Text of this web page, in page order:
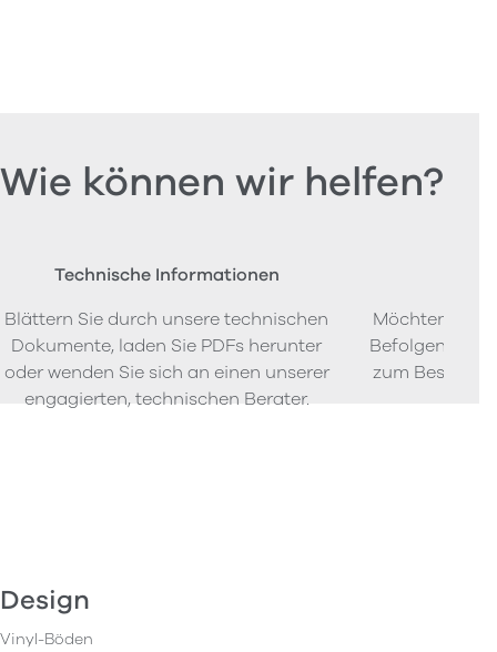
Wie können wir helfen?
Technische Informationen
Blättern Sie durch unsere technischen
Dokumente, laden Sie PDFs herunter
oder wenden Sie sich an einen unserer
engagierten, technischen Berater.
Möchten Sie
Befolgen Sie
zum
Design
Vinyl-Böden